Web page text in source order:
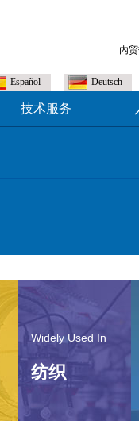
内
Deutsch
Español
技术服务
纺织